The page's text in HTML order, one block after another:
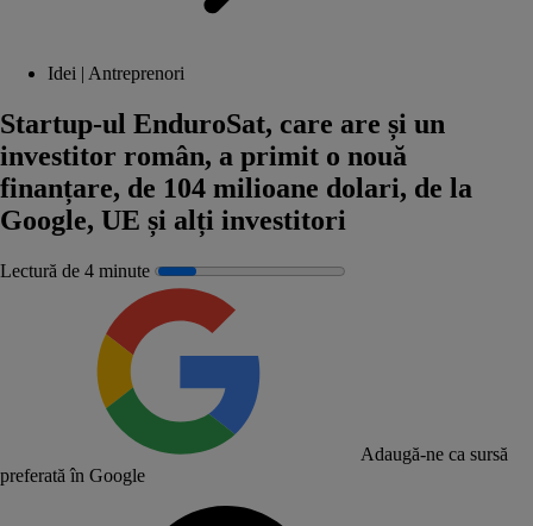
Idei | Antreprenori
Startup-ul EnduroSat, care are și un
investitor român, a primit o nouă
finanțare, de 104 milioane dolari, de la
Google, UE și alți investitori
Lectură de 4 minute
Adaugă-ne ca sursă
preferată în Google